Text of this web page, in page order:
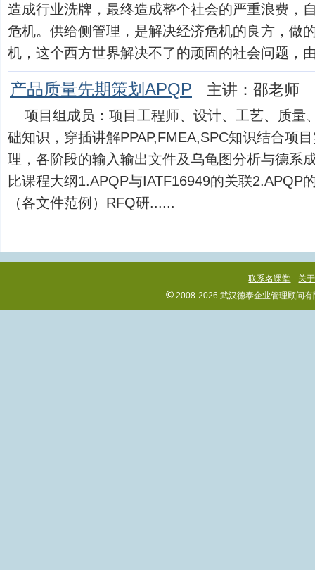
造成行业洗牌，最终造成整个社会的严重浪费，
危机。供给侧管理，是解决经济危机的良方，做
机，这个西方世界解决不了的顽固的社会问题，
产品质量先期策划APQP 主讲：邵老师
项目组成员：项目工程师、设计、工艺、质量
础知识，穿插讲解PPAP,FMEA,SPC知识结合项
理，各阶段的输入输出文件及乌龟图分析与德系
比课程大纲1.APQP与IATF16949的关联2.APQP
（各文件范例）RFQ研......
联系名课堂 关
© 2008-2026 武汉德泰企业管理顾问